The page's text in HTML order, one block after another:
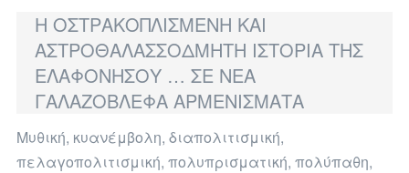
Η ΟΣΤΡΑΚΟΠΛΙΣΜΕΝΗ ΚΑΙ
ΑΣΤΡΟΘΑΛΑΣΣΟΔΜΗΤΗ ΙΣΤΟΡΙΑ ΤΗΣ
ΕΛΑΦΟΝΗΣΟΥ … ΣΕ ΝΕΑ
ΓΑΛΑΖΟΒΛΕΦΑ ΑΡΜΕΝΙΣΜΑΤΑ
Μυθική, κυανέμβολη, διαπολιτισμική,
πελαγοπολιτισμική, πολυπρισματική, πολύπαθη,